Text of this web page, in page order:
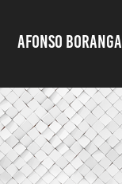
AFONSO BORANGA